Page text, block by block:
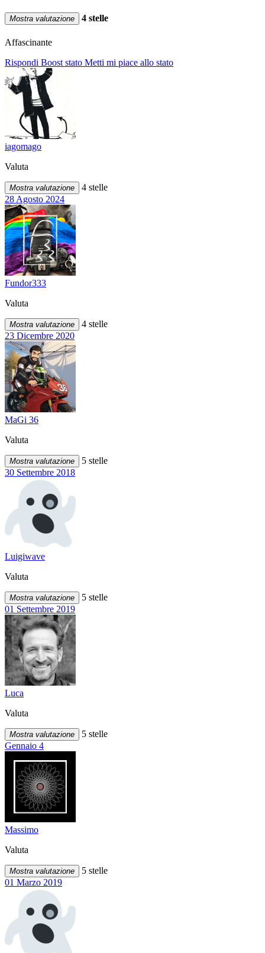
Mostra valutazione 4 stelle
Affascinante
Rispondi Boost stato Metti mi piace allo stato
iagomago
Valuta
Mostra valutazione
4 stelle
28 Agosto 2024
Fundor333
Valuta
Mostra valutazione
4 stelle
23 Dicembre 2020
MaGi 36
Valuta
Mostra valutazione
5 stelle
30 Settembre 2018
Luigiwave
Valuta
Mostra valutazione
5 stelle
01 Settembre 2019
Luca
Valuta
Mostra valutazione
5 stelle
Gennaio 4
Massimo
Valuta
Mostra valutazione
5 stelle
01 Marzo 2019